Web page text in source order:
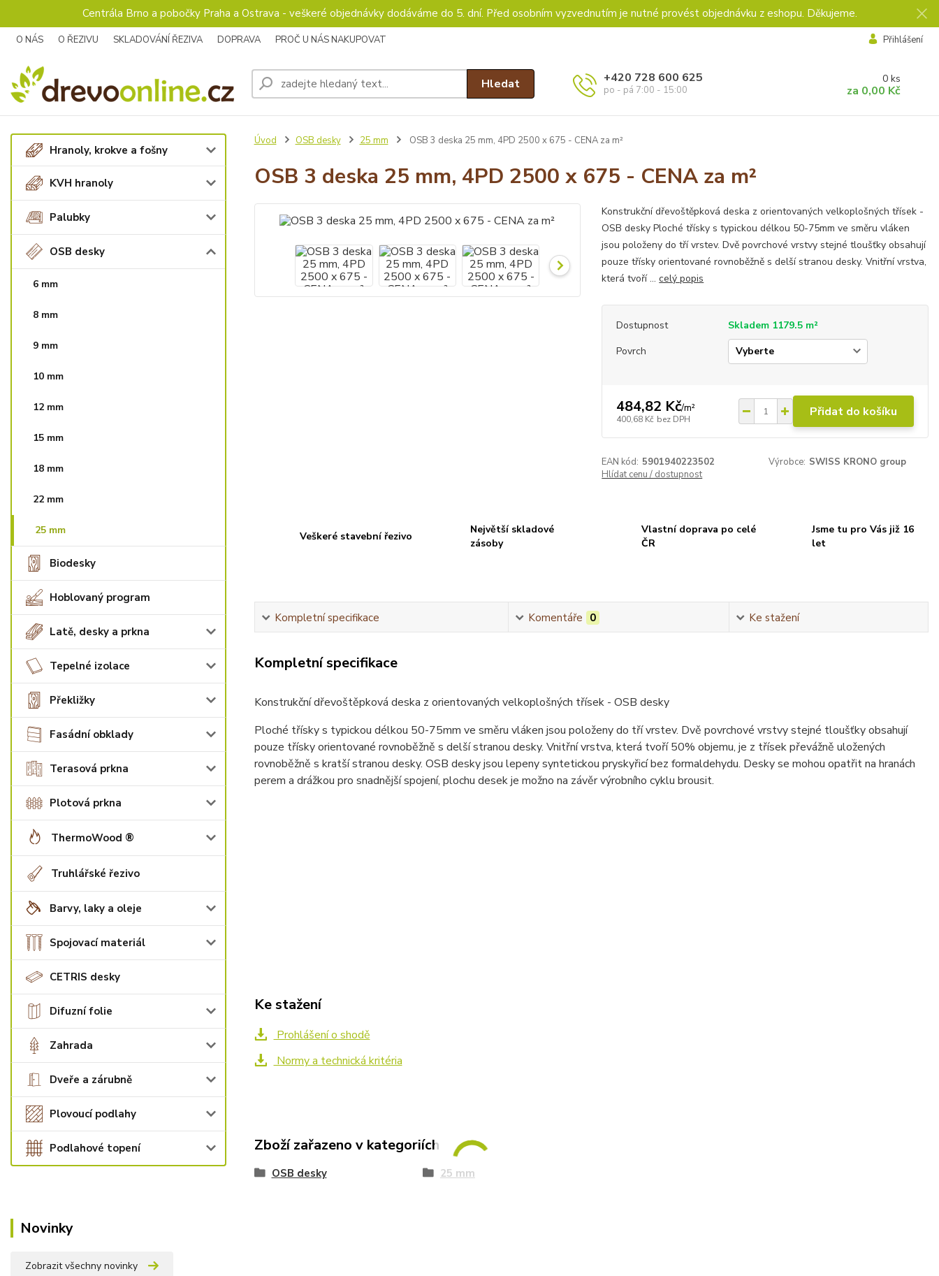
Centrála Brno a pobočky Praha a Ostrava - veškeré objednávky dodáváme do 5. dní. Před osobním vyzvednutím je nutné provést objednávku z eshopu. Děkujeme.
O NÁS O ŘEZIVU SKLADOVÁNÍ ŘEZIVA DOPRAVA PROČ U NÁS NAKUPOVAT Přihlášení
Hledat +420 728 600 625
po - pá 7:00 - 15:00
0 ks
za 0,00 Kč
Hranoly, krokve a fošny
KVH hranoly
Palubky
OSB desky
6 mm
8 mm
9 mm
10 mm
12 mm
15 mm
18 mm
22 mm
25 mm
Biodesky
Hoblovaný program
Latě, desky a prkna
Tepelné izolace
Překližky
Fasádní obklady
Terasová prkna
Plotová prkna
ThermoWood ®
Truhlářské řezivo
Barvy, laky a oleje
Spojovací materiál
CETRIS desky
Difuzní folie
Zahrada
Dveře a zárubně
Plovoucí podlahy
Podlahové topení
Novinky
Zobrazit všechny novinky
Úvod OSB desky 25 mm OSB 3 deska 25 mm, 4PD 2500 x 675 - CENA za m²
OSB 3 deska 25 mm, 4PD 2500 x 675 - CENA za m²
Konstrukční dřevoštěpková deska z orientovaných velkoplošných třísek -
OSB desky Ploché třísky s typickou délkou 50-75mm ve směru vláken
jsou položeny do tří vrstev. Dvě povrchové vrstvy stejné tloušťky obsahují
pouze třísky orientované rovnoběžně s delší stranou desky. Vnitřní vrstva,
která tvoří ...celý popis
Dostupnost
Skladem 1179.5 m²
Povrch
484,82 Kč/m²
400,68 Kč bez DPH Přidat do košíku
EAN kód: 5901940223502 Výrobce: SWISS KRONO group
Hlídat cenu / dostupnost
Veškeré stavební řezivo
Největší skladové
zásoby
Vlastní doprava po celé
ČR
Jsme tu pro Vás již 16
let
Kompletní specifikace Komentáře 0 Ke stažení
Kompletní specifikace
Konstrukční dřevoštěpková deska z orientovaných velkoplošných třísek - OSB desky
Ploché třísky s typickou délkou 50-75mm ve směru vláken jsou položeny do tří vrstev. Dvě povrchové vrstvy stejné tloušťky obsahují
pouze třísky orientované rovnoběžně s delší stranou desky. Vnitřní vrstva, která tvoří 50% objemu, je z třísek převážně uložených
rovnoběžně s kratší stranou desky. OSB desky jsou lepeny syntetickou pryskyřicí bez formaldehydu. Desky se mohou opatřit na hranách
perem a drážkou pro snadnější spojení, plochu desek je možno na závěr výrobního cyklu brousit.
Ke stažení
Prohlášení o shodě
Normy a technická kritéria
Zboží zařazeno v kategoriích
OSB desky 25 mm